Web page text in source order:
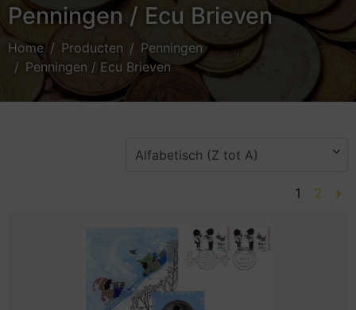
Penningen / Ecu Brieven
Home Producten
Penningen
Penningen / Ecu Brieven
1 2